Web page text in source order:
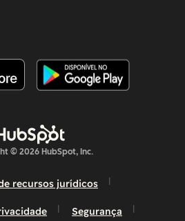
© 2026 HubSpot, Inc.
recursos jurídicos
Segurança